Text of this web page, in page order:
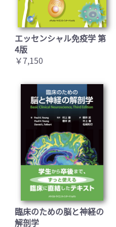
エッセンシャル免疫学 第
4版
￥7,150
臨床のための脳と神経の
解剖学